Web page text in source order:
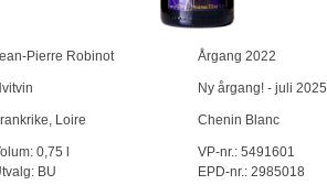
Pierre Robinot Årgang 2022
Ny årgang! - juli 2025
, Loire Chenin Blanc
0,75
BU
VP-nr.:5491601
EPD-nr.: 2985018